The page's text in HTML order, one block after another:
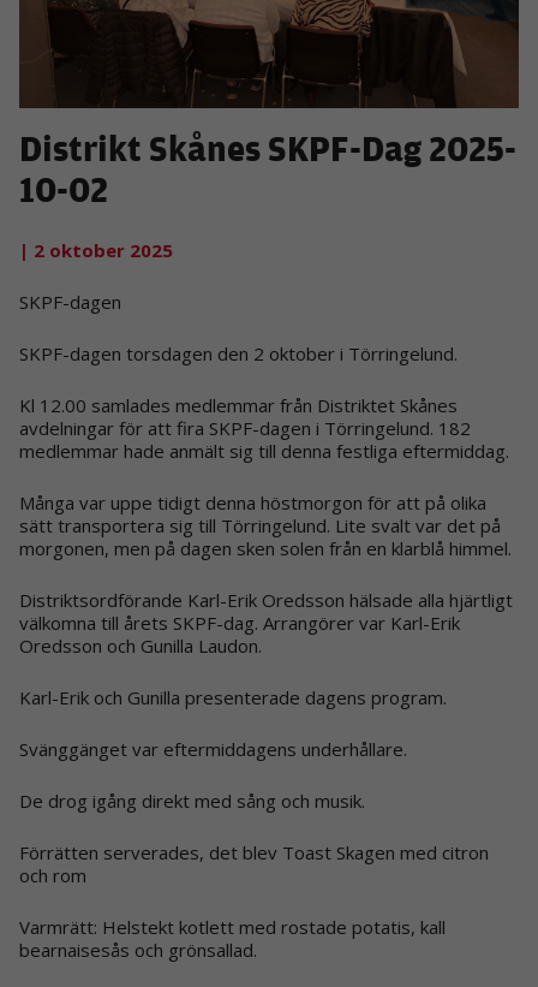
Distrikt Skånes SKPF-Dag 2025-
10-02
| 2 oktober 2025
SKPF-dagen
SKPF-dagen torsdagen den 2 oktober i Törringelund.
Kl 12.00 samlades medlemmar från Distriktet Skånes
avdelningar för att fira SKPF-dagen i Törringelund. 182
medlemmar hade anmält sig till denna festliga eftermiddag.
Många var uppe tidigt denna höstmorgon för att på olika
sätt transportera sig till Törringelund. Lite svalt var det på
morgonen, men på dagen sken solen från en klarblå himmel.
Distriktsordförande Karl-Erik Oredsson hälsade alla hjärtligt
välkomna till årets SKPF-dag. Arrangörer var Karl-Erik
Oredsson och Gunilla Laudon.
Karl-Erik och Gunilla presenterade dagens program.
Svänggänget var eftermiddagens underhållare.
De drog igång direkt med sång och musik.
Förrätten serverades, det blev Toast Skagen med citron
och rom
Varmrätt: Helstekt kotlett med rostade potatis, kall
bearnaisesås och grönsallad.